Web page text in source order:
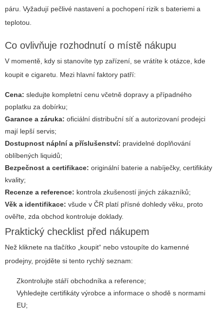
páru. Vyžadují pečlivé nastavení a pochopení rizik s bateriemi a
teplotou.
Co ovlivňuje rozhodnutí o místě nákupu
V momentě, kdy si stanovíte typ zařízení, se vrátíte k otázce, kde
koupit e cigaretu. Mezi hlavní faktory patří:
Cena: sledujte kompletní cenu včetně dopravy a případného
poplatku za dobírku;
Garance a záruka: oficiální distribuční síť a autorizovaní prodejci
mají lepší servis;
Dostupnost náplní a příslušenství: pravidelné doplňování
oblíbených liquidů;
Bezpečnost a certifikace: originální baterie a nabíječky, certifikáty
kvality;
Recenze a reference: kontrola zkušeností jiných zákazníků;
Věk a identifikace: všude v ČR platí přísné dohledy věku, proto
ověřte, zda obchod kontroluje doklady.
Praktický checklist před nákupem
Než kliknete na tlačítko „koupit“ nebo vstoupíte do kamenné
prodejny, projděte si tento rychlý seznam:
Zkontrolujte stáří obchodníka a reference;
Vyhledejte certifikáty výrobce a informace o shodě s normami
EU;